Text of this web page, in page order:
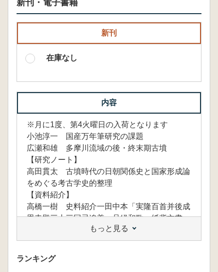
新刊・電子書籍
新刊
在庫なし
内容
※月に1度、第4火曜日の入荷となります
小池淳一 国産万年筆研究の課題
広瀬和雄 多摩川流域の後・終末期古墳
【研究ノート】
高田貫太 古墳時代の日朝関係史と国家形成論
をめぐる考古学史的整理
【資料紹介】
高橋一樹 史料紹介一田中本「実隆百首并後成
恩寺殿三十三回忌追善一品経和歌」紙背文書
『国立歴史民俗博物館研究報告』(第151集～第
170集)総目次
もっと見る
ランキング